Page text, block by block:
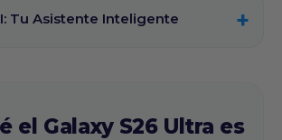
Tu Asistente Inteligente
el Galaxy S26 Ultra es